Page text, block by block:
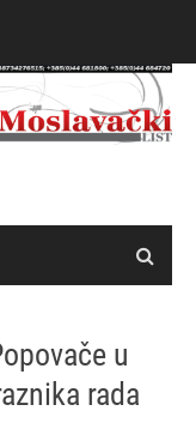
u
rada